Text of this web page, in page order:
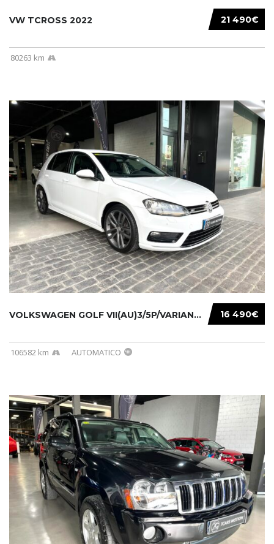
21 490€
VW TCROSS 2022
80263 km
16 490€
VOLKSWAGEN GOLF VII(AU)3/5P/VARIANT(12-16 20...
106582 km AUTOMATICO